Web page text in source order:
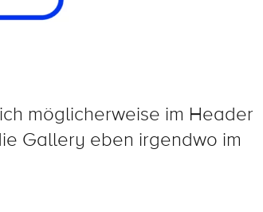
möglicherweise im Header
Gallery eben irgendwo im